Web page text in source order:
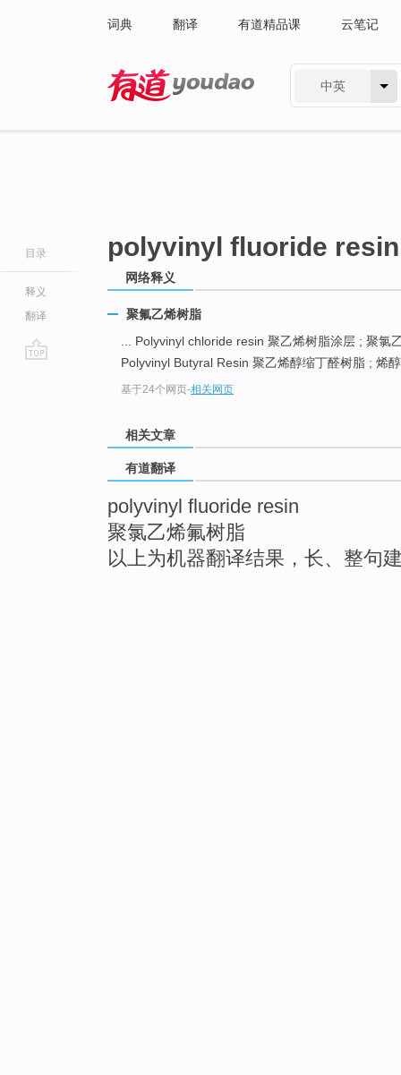
词典 翻译 有道精品课 云笔记
中英
目录
释义
翻译
polyvinyl fluoride resin
网络释义
聚氟乙烯树脂
... Polyvinyl chloride resin 聚乙烯树脂涂层 ; 聚氯
Polyvinyl Butyral Resin 聚乙烯醇缩丁醛树脂 ; 烯
基于24个网页-相关网页
相关文章
有道翻译
polyvinyl fluoride resin
聚氯乙烯氟树脂
以上为机器翻译结果，长、整句